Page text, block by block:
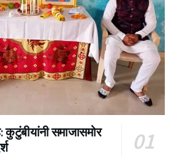
कुटुंबीयांनी समाजासमोर